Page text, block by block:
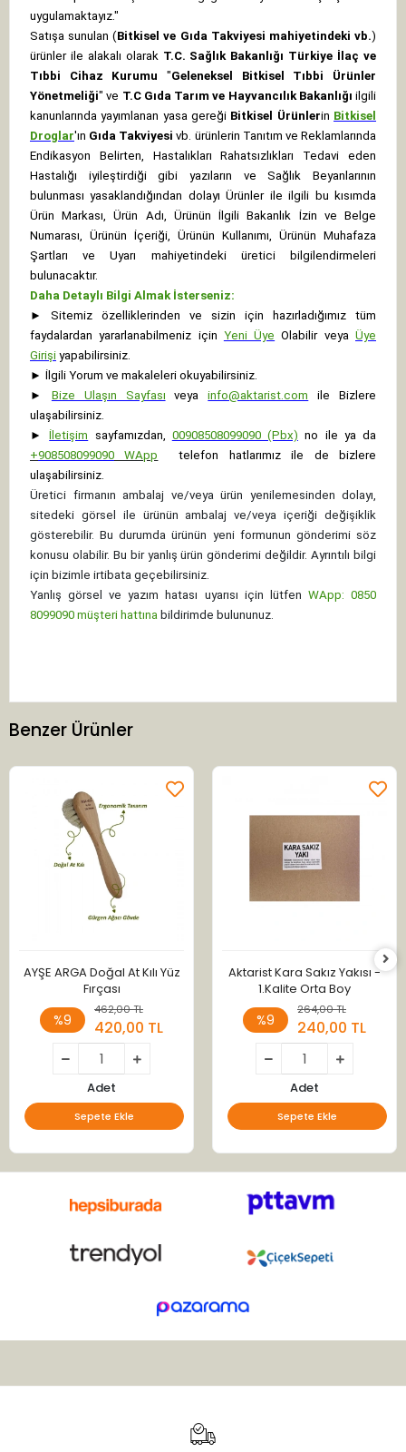
uygulamaktayız."
Satışa sunulan (Bitkisel ve Gıda Takviyesi mahiyetindeki vb.)
ürünler ile alakalı olarak T.C. Sağlık Bakanlığı Türkiye İlaç ve
Tıbbi Cihaz Kurumu "Geleneksel Bitkisel Tıbbi Ürünler
Yönetmeliği" ve T.C Gıda Tarım ve Hayvancılık Bakanlığı ilgili
kanunlarında yayımlanan yasa gereği Bitkisel Ürünlerin Bitkisel
Droglar'ın Gıda Takviyesi vb. ürünlerin Tanıtım ve Reklamlarında
Endikasyon Belirten, Hastalıkları Rahatsızlıkları Tedavi eden
Hastalığı iyileştirdiği gibi yazıların ve Sağlık Beyanlarının
bulunması yasaklandığından dolayı Ürünler ile ilgili bu kısımda
Ürün Markası, Ürün Adı, Ürünün İlgili Bakanlık İzin ve Belge
Numarası, Ürünün İçeriği, Ürünün Kullanımı, Ürünün Muhafaza
Şartları ve Uyarı mahiyetindeki üretici bilgilendirmeleri
bulunacaktır.
Daha Detaylı Bilgi Almak İsterseniz:
►
Sitemiz özelliklerinden ve sizin için hazırladığımız tüm
faydalardan yararlanabilmeniz için Yeni Üye Olabilir veyaÜye
Girişi yapabilirsiniz.
► İlgili Yorum ve makaleleri okuyabilirsiniz.
►
Bize Ulaşın Sayfası veya info@aktarist.com
ile Bizlere
ulaşabilirsiniz.
►
İletişim sayfamızdan, 00908508099090 (Pbx) no ile ya da
+908508099090 WApp
telefon hatlarımız ile de bizlere
ulaşabilirsiniz.
Üretici firmanın ambalaj ve/veya ürün yenilemesinden dolayı,
sitedeki görsel ile ürünün ambalaj ve/veya içeriği değişiklik
gösterebilir. Bu durumda ürünün yeni formunun gönderimi söz
konusu olabilir. Bu bir yanlış ürün gönderimi değildir. Ayrıntılı bilgi
için bizimle irtibata geçebilirsiniz.
Yanlış görsel ve yazım hatası uyarısı için lütfen WApp: 0850
8099090 müşteri hattına bildirimde bulununuz.
Benzer Ürünler
AYŞE ARGA Doğal At Kılı Yüz
Fırçası
%9
462,00 TL
420,00 TL
Adet
Sepete Ekle
Aktarist Kara Sakız Yakısı -
1.Kalite Orta Boy
%9
264,00 TL
240,00 TL
Adet
Sepete Ekle